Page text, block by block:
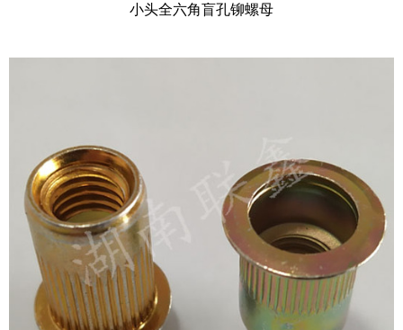
小头全六角盲孔铆螺母